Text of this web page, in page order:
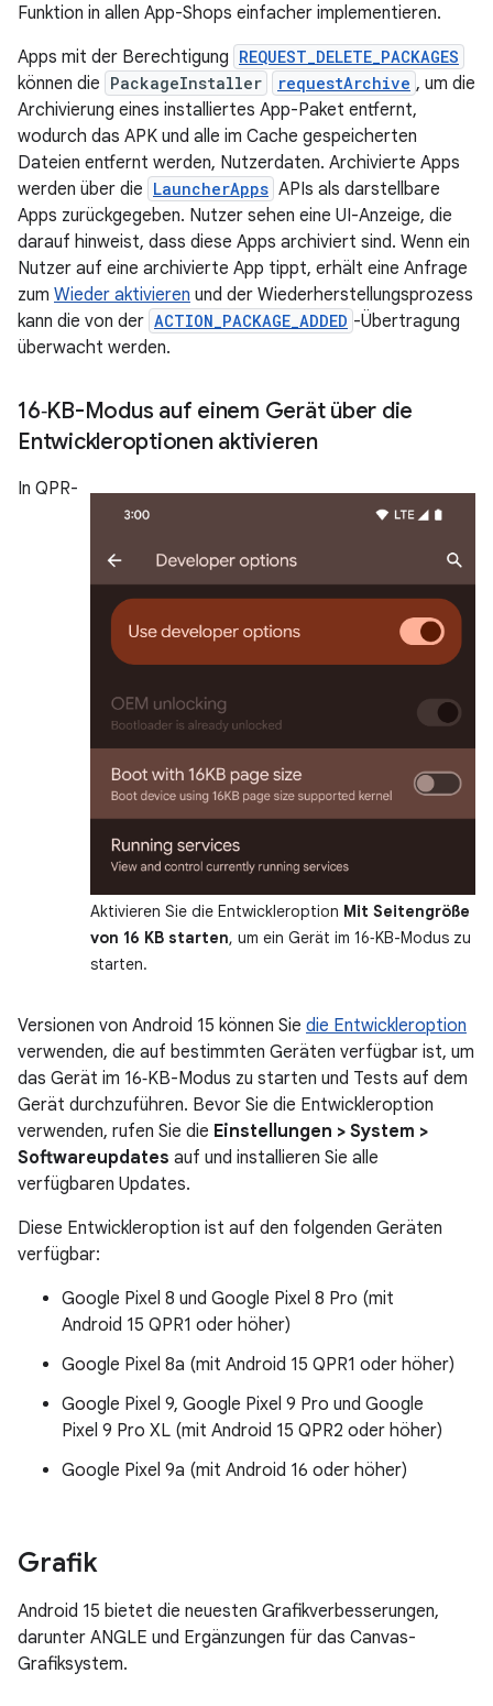
Funktion in allen App-Shops einfacher implementieren.
Apps mit der Berechtigung REQUEST_DELETE_PACKAGES
können die PackageInstaller requestArchive , um die
Archivierung eines installiertes App-Paket entfernt,
wodurch das APK und alle im Cache gespeicherten
Dateien entfernt werden, Nutzerdaten. Archivierte Apps
werden über die LauncherApps APIs als darstellbare
Apps zurückgegeben. Nutzer sehen eine UI-Anzeige, die
darauf hinweist, dass diese Apps archiviert sind. Wenn ein
Nutzer auf eine archivierte App tippt, erhält eine Anfrage
zum Wieder aktivieren und der Wiederherstellungsprozess
kann die von der ACTION_PACKAGE_ADDED -Übertragung
überwacht werden.
16‑KB-Modus auf einem Gerät über die
Entwickleroptionen aktivieren
Aktivieren Sie die Entwickleroption Mit Seitengröße
von 16 KB starten, um ein Gerät im 16‑KB-Modus zu
starten.
In QPR-
Versionen von Android 15 können Sie die Entwickleroption
verwenden, die auf bestimmten Geräten verfügbar ist, um
das Gerät im 16‑KB-Modus zu starten und Tests auf dem
Gerät durchzuführen. Bevor Sie die Entwickleroption
verwenden, rufen Sie die Einstellungen > System >
Softwareupdates auf und installieren Sie alle
verfügbaren Updates.
Diese Entwickleroption ist auf den folgenden Geräten
verfügbar:
Google Pixel 8 und Google Pixel 8 Pro (mit
Android 15 QPR1 oder höher)
Google Pixel 8a (mit Android 15 QPR1 oder höher)
Google Pixel 9, Google Pixel 9 Pro und Google
Pixel 9 Pro XL (mit Android 15 QPR2 oder höher)
Google Pixel 9a (mit Android 16 oder höher)
Grafik
Android 15 bietet die neuesten Grafikverbesserungen,
darunter ANGLE und Ergänzungen für das Canvas-
Grafiksystem.